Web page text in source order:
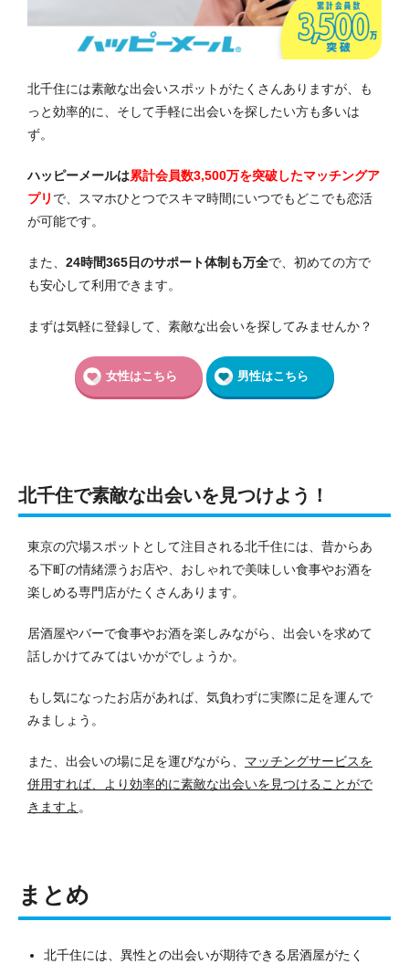
北千住には素敵な出会いスポットがたくさんありますが、も
っと効率的に、そして手軽に出会いを探したい方も多いは
ず。
ハッピーメールは累計会員数3,500万を突破したマッチングア
プリ で、スマホひとつでスキマ時間にいつでもどこでも恋活
が可能です。
また、 24時間365日のサポート体制も万全で、初めての方で
も安心して利用できます。
まずは気軽に登録して、素敵な出会いを探してみませんか？
女性はこちら 男性はこちら
北千住で素敵な出会いを見つけよう！
東京の穴場スポットとして注目される北千住には、昔からあ
る下町の情緒漂うお店や、おしゃれで美味しい食事やお酒を
楽しめる専門店がたくさんあります。
居酒屋やバーで食事やお酒を楽しみながら、出会いを求めて
話しかけてみてはいかがでしょうか。
もし気になったお店があれば、気負わずに実際に足を運んで
みましょう。
また、出会いの場に足を運びながら、 マッチングサービスを
併用すれば、より効率的に素敵な出会いを見つけることがで
きますよ 。
まとめ
北千住には、異性との出会いが期待できる居酒屋がたく